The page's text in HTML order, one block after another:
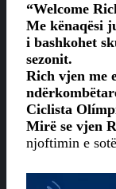
“Welcome
Me kënaqësi
i bashkohet
sezonit.
Rich vjen me
Ciclista
Mirë se vjen
njoftimin e